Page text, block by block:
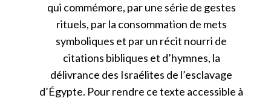
qui commémore, par une série de gestes
rituels, par la consommation de mets
symboliques et par un récit nourri de
citations bibliques et d’hymnes, la
délivrance des Israélites de l’esclavage
d’Égypte. Pour rendre ce texte accessible à